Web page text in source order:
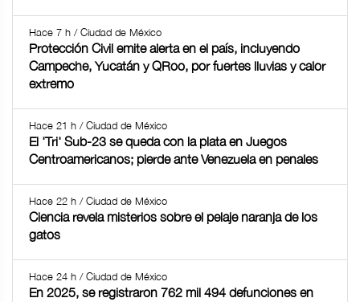
Hace 7 h / Ciudad de México
Protección Civil emite alerta en el país, incluyendo
Campeche, Yucatán y QRoo, por fuertes lluvias y calor
extremo
Hace 21 h / Ciudad de México
El 'Tri' Sub-23 se queda con la plata en Juegos
Centroamericanos; pierde ante Venezuela en penales
Hace 22 h / Ciudad de México
Ciencia revela misterios sobre el pelaje naranja de los
gatos
Hace 24 h / Ciudad de México
En 2025, se registraron 762 mil 494 defunciones en